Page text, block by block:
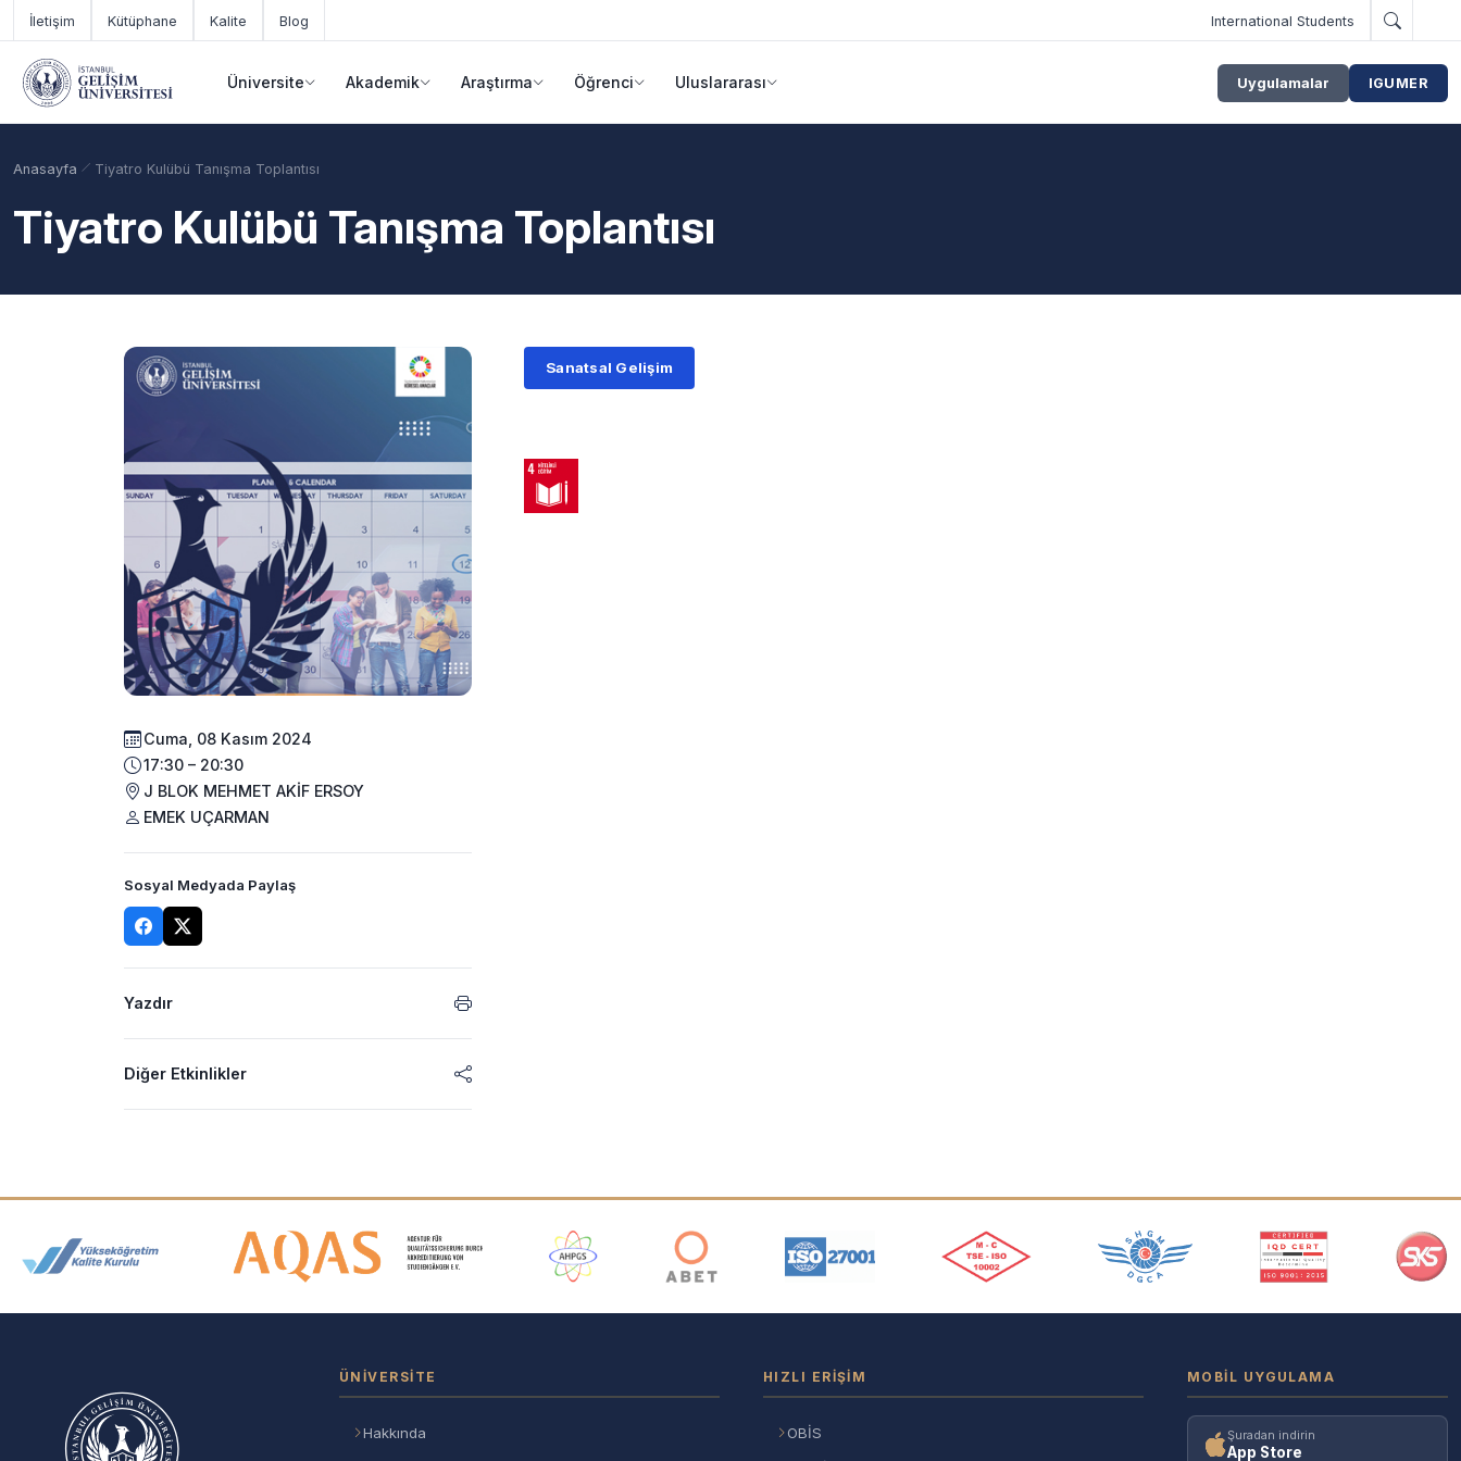
Ana içeriğe geç
İletişim Kütüphane Kalite Blog International Students
Üniversite Akademik Araştırma Öğrenci Uluslararası Uygulamalar IGUMER
Anasayfa Tiyatro Kulübü Tanışma Toplantısı
Tiyatro Kulübü Tanışma Toplantısı
Cuma, 08 Kasım 2024
17:30 – 20:30
J BLOK MEHMET AKİF ERSOY
EMEK UÇARMAN
Sosyal Medyada Paylaş
Yazdır
Diğer Etkinlikler
Sanatsal Gelişim
Akreditasyon ve Üyelik Logoları
ÜNIVERSITE
Hakkında
HIZLI ERIŞIM
OBİS
MOBIL UYGULAMA
Şuradan indirin
App Store